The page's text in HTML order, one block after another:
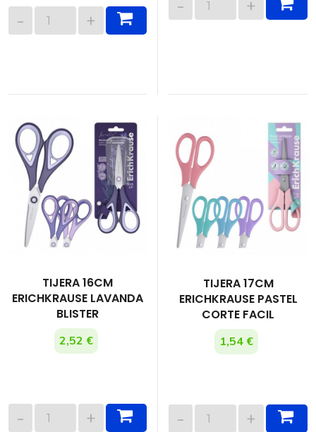
TIJERA 16CM
ERICHKRAUSE LAVANDA
BLISTER
2,52 €
TIJERA 17CM
ERICHKRAUSE PASTEL
CORTE FACIL
1,54 €